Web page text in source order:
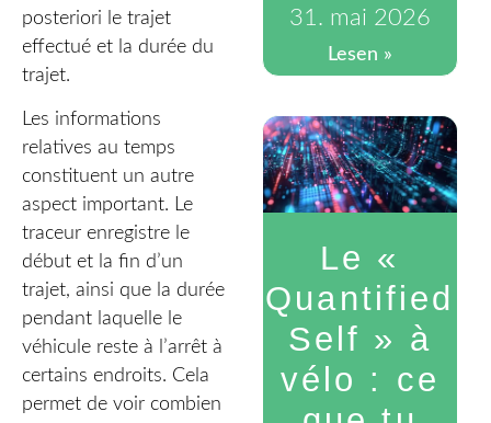
posteriori le trajet
effectué et la durée du
trajet.
Les informations
relatives au temps
constituent un autre
aspect important. Le
traceur enregistre le
début et la fin d’un
trajet, ainsi que la durée
pendant laquelle le
véhicule reste à l’arrêt à
certains endroits. Cela
permet de voir combien
31. mai 2026
Lesen »
Le «
Quantified
Self » à
vélo : ce